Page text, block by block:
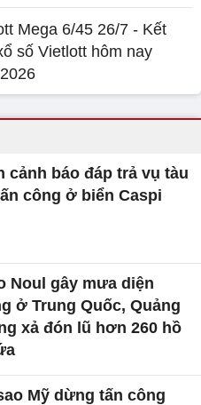
Mega 6/45 26/7 - Kết
số Vietlott hôm nay
cảnh báo đáp trả vụ tàu
công ở biển Caspi
Noul gây mưa diện
ở Trung Quốc, Quảng
xả đón lũ hơn 260 hồ
Mỹ dừng tấn công